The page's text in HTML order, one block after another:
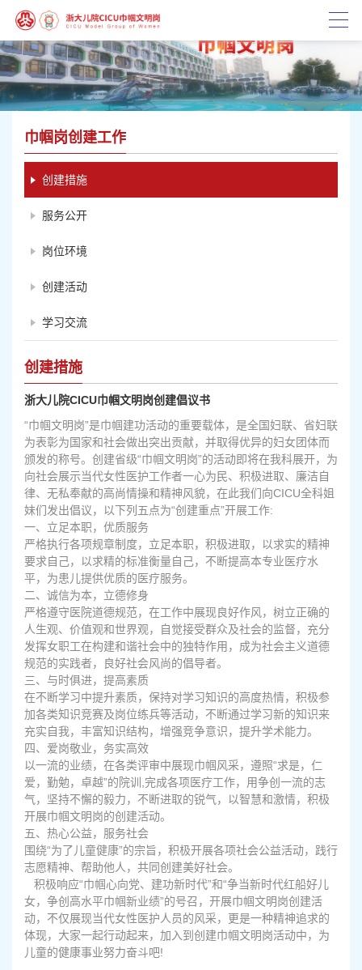
巾帼岗创建工作
创建措施
服务公开
岗位环境
创建活动
学习交流
创建措施
浙大儿院CICU巾帼文明岗创建倡议书
“巾帼文明岗”是巾帼建功活动的重要载体，是全国妇联、省妇联
为表彰为国家和社会做出突出贡献，并取得优异的妇女团体而
颁发的称号。创建省级“巾帼文明岗”的活动即将在我科展开，为
向社会展示当代女性医护工作者一心为民、积极进取、廉洁自
律、无私奉献的高尚情操和精神风貌，在此我们向CICU全科姐
妹们发出倡议，以下列五点为“创建重点”开展工作:
一、立足本职，优质服务
严格执行各项规章制度，立足本职，积极进取，以求实的精神
要求自己，以求精的标准衡量自己，不断提高本专业医疗水
平，为患儿提供优质的医疗服务。
二、诚信为本，立德修身
严格遵守医院道德规范，在工作中展现良好作风，树立正确的
人生观、价值观和世界观，自觉接受群众及社会的监督，充分
发挥女职工在构建和谐社会中的独特作用，成为社会主义道德
规范的实践者，良好社会风尚的倡导者。
三、与时俱进，提高素质
在不断学习中提升素质，保持对学习知识的高度热情，积极参
加各类知识竞赛及岗位练兵等活动，不断通过学习新的知识来
充实自我，丰富知识结构，增强竞争意识，提升学术能力。
四、爱岗敬业，务实高效
以一流的业绩，在各类评审中展现巾帼风采，遵照“求是，仁
爱，勤勉，卓越”的院训,完成各项医疗工作，用争创一流的志
气，坚持不懈的毅力，不断进取的锐气，以智慧和激情，积极
开展巾帼文明岗的创建活动。
五、热心公益，服务社会
围绕“为了儿童健康”的宗旨，积极开展各项社会公益活动，践行
志愿精神、帮助他人，共同创建美好社会。
积极响应“巾帼心向党、建功新时代”和“争当新时代红船好儿
女，争创高水平巾帼新业绩”的号召，开展巾帼文明岗创建活
动，不仅展现当代女性医护人员的风采，更是一种精神追求的
体现，大家一起行动起来，加入到创建巾帼文明岗活动中，为
儿童的健康事业努力奋斗吧!